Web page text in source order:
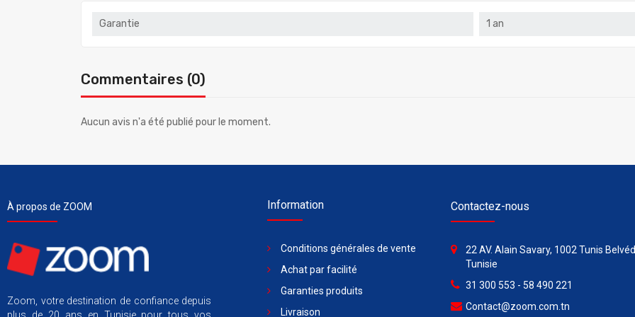
Garantie 1 an
Commentaires (0)
Aucun avis n'a été publié pour le moment.
À propos de ZOOM
Zoom, votre destination de confiance depuis
Information
Conditions générales de vente
Achat par facilité
Garanties produits
Livraison
Contactez-nous
22 AV. Alain Savary, 1002 Tunis
Tunisie
31 300 553 - 58 490 221
Contact@zoom.com.tn